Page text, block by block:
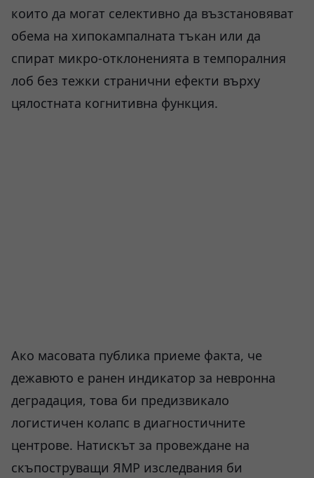
които да могат селективно да възстановяват
обема на хипокампалната тъкан или да
спират микро-отклоненията в темпоралния
лоб без тежки странични ефекти върху
цялостната когнитивна функция.
Ако масовата публика приеме факта, че
дежавюто е ранен индикатор за невронна
деградация, това би предизвикало
логистичен колапс в диагностичните
центрове. Натискът за провеждане на
скъпоструващи ЯМР изследвания би